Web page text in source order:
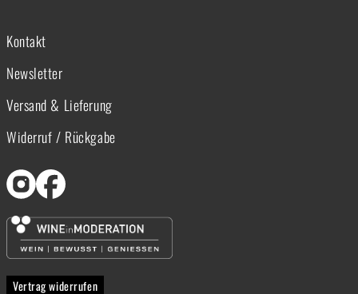
Kontakt
Newsletter
Versand & Lieferung
Widerruf / Rückgabe
Vertrag widerrufen